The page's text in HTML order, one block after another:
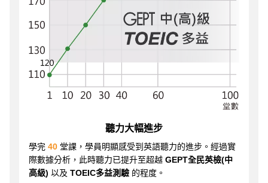
聽力大幅進步
學完 40 堂課，學員明顯感受到英語聽力的進步。經過實
際數據分析，此時聽力已提升至超越 GEPT全民英檢(中
高級) 以及 TOEIC多益測驗 的程度。